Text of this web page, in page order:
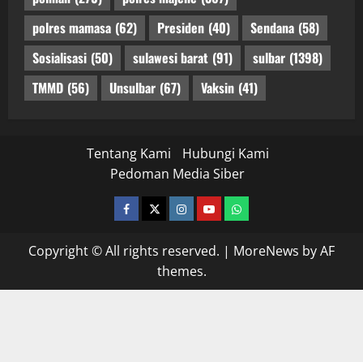
polres mamasa (62) Presiden (40) Sendana (58)
Sosialisasi (50) sulawesi barat (91) sulbar (1398)
TMMD (56) Unsulbar (67) Vaksin (41)
Tentang Kami
Hubungi Kami
Pedoman Media Siber
facebooktwitterinstagram.com
youtubewhatsapp
Copyright © All rights reserved. | MoreNews by AF
themes.